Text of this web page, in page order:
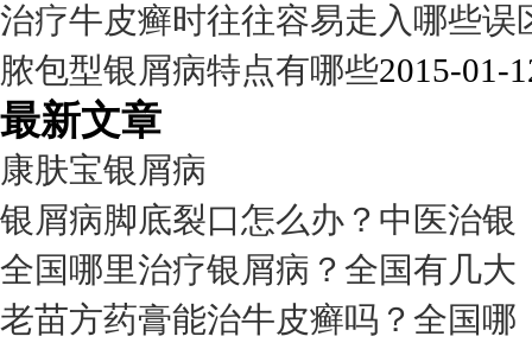
治疗牛皮癣时往往容易走入哪些误
脓包型银屑病特点有哪些2015-01-
最新文章
康肤宝银屑病
银屑病脚底裂口怎么办？中医治银
全国哪里治疗银屑病？全国有几大
老苗方药膏能治牛皮癣吗？全国哪